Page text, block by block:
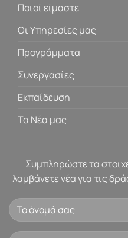
Ποιοί είμαστε
Οι Υπηρεσίες μας
Προγράμματα
Συνεργασίες
Εκπαίδευση
Τα Νέα μας
Συμπληρώστε τα
λαμβάνετε νέα για τις